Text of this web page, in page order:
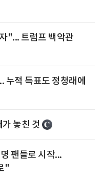
"... 트럼프 백악관
누적 득표도 정청래에
놓친 것
팬들로 시작...
"